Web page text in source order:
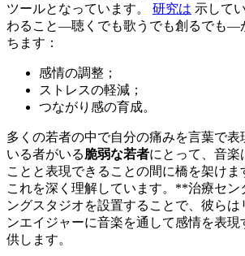
ツールとなっています。 研究は 示して
わること—聴くでも歌うでも創るでも—
ちます：
感情の調整；
ストレスの軽減；
つながり感の育成。
多くの若者の中で自分の痛みを言葉で表
いる者がいる脆弱な若者にとって、音楽
ことと表現できることの間に橋を架けま
これを深く理解しています。**治療セン
ングスタジオを設置することで、彼らは
ンエイジャーに音楽を通して感情を表現
供します。